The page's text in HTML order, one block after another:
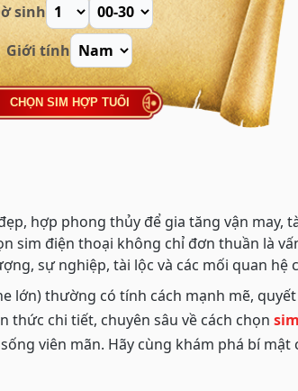
sinh
Giới tính
CHỌN SIM HỢP TUỔI
hợp phong thủy để gia tăng vận may,
sim điện thoại không chỉ đơn thuần là
sự nghiệp, tài lộc và các mối quan hệ
lớn) thường có tính cách mạnh mẽ,
thức chi tiết, chuyên sâu về cách chọn
viên mãn. Hãy cùng khám phá bí mật